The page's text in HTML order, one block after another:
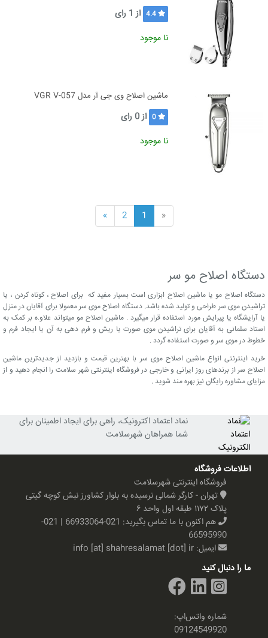
4.4 از 1 رای
نا موجود
ماشین اصلاح وی جی آر مدل VGR V-057
0 از0 رای
نا موجود
«
1
2
»
دستگاه اصلاح مو سر
دستگاه اصلاح مو یا ماشین اصلاح ابزاری است بسیار مفید که برای اصلاح ، کوتاه کردن ، یا
تراشیدن موی سر طراحی و تولید شده باشد. دستگاه اصلاح موی سر معمولا برای آقایان در منزل
یا آرایشگاه یا پیرایش مورد استفاده قرار میگیرد . ماشین اصلاح مو میتواند علاو.ه بر کمک به
استاد سلمانی به آقایان برای تراشیدن موی صورت یا ریش و فرم دهی به آن یا ایجاد فرم و
خطوط در موی سر و صورت استفاده گردد .
خرید اینترنتی انواع ماشین اصلاح موی سر با بهترین قیمت و بازدید از جدیدترین ماشین
اصلاح سر از برندهای روز ایرانی و خارجی در فروشگاه اینترنتی شهر سلامت را انجام دهید و از
مزایای مشاوره رایگان نیز بهره مند شوید .
نماد اعتماد اکترونیک، راهی برای ایجاد اطمینان برای
شما همراهان شهرسلامت
اطلاعات فروشگاه
فروشگاه اینترنتی شهرسلامت
تهران - کارگر شمالی نرسیده به بلوار کشاورز نبش کوچه گیتی
پلاک ۱۱۷۲ طبقه اول واحد ۶
هم اکنون با ما تماس بگیرید:
021-66933064 | 021-
66595990
ایمیل: info [at] shahresalamat [dot] ir
ما را دنبال کنید
شماره واتس‌اپ:
09124549920